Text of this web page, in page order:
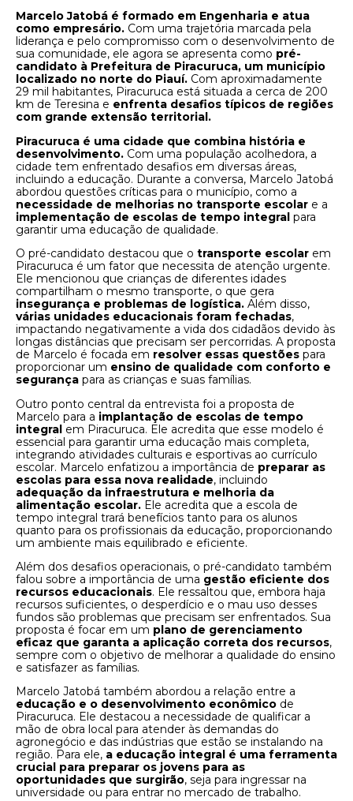
Marcelo Jatobá é formado em Engenharia e atua
como empresário. Com uma trajetória marcada pela
liderança e pelo compromisso com o desenvolvimento de
sua comunidade, ele agora se apresenta como pré-
candidato à Prefeitura de Piracuruca, um município
localizado no norte do Piauí. Com aproximadamente
29 mil habitantes, Piracuruca está situada a cerca de 200
km de Teresina e enfrenta desafios típicos de regiões
com grande extensão territorial.
Piracuruca é uma cidade que combina história e
desenvolvimento. Com uma população acolhedora, a
cidade tem enfrentado desafios em diversas áreas,
incluindo a educação. Durante a conversa, Marcelo Jatobá
abordou questões críticas para o município, como a
necessidade de melhorias no transporte escolar e a
implementação de escolas de tempo integral para
garantir uma educação de qualidade.
O pré-candidato destacou que o transporte escolar em
Piracuruca é um fator que necessita de atenção urgente.
Ele mencionou que crianças de diferentes idades
compartilham o mesmo transporte, o que gera
insegurança e problemas de logística. Além disso,
várias unidades educacionais foram fechadas,
impactando negativamente a vida dos cidadãos devido às
longas distâncias que precisam ser percorridas. A proposta
de Marcelo é focada em resolver essas questões para
proporcionar um ensino de qualidade com conforto e
segurança para as crianças e suas famílias.
Outro ponto central da entrevista foi a proposta de
Marcelo para a implantação de escolas de tempo
integral em Piracuruca. Ele acredita que esse modelo é
essencial para garantir uma educação mais completa,
integrando atividades culturais e esportivas ao currículo
escolar. Marcelo enfatizou a importância de preparar as
escolas para essa nova realidade, incluindo
adequação da infraestrutura e melhoria da
alimentação escolar. Ele acredita que a escola de
tempo integral trará benefícios tanto para os alunos
quanto para os profissionais da educação, proporcionando
um ambiente mais equilibrado e eficiente.
Além dos desafios operacionais, o pré-candidato também
falou sobre a importância de uma gestão eficiente dos
recursos educacionais. Ele ressaltou que, embora haja
recursos suficientes, o desperdício e o mau uso desses
fundos são problemas que precisam ser enfrentados. Sua
proposta é focar em um plano de gerenciamento
eficaz que garanta a aplicação correta dos recursos,
sempre com o objetivo de melhorar a qualidade do ensino
e satisfazer as famílias.
Marcelo Jatobá também abordou a relação entre a
educação e o desenvolvimento econômico de
Piracuruca. Ele destacou a necessidade de qualificar a
mão de obra local para atender às demandas do
agronegócio e das indústrias que estão se instalando na
região. Para ele, a educação integral é uma ferramenta
crucial para preparar os jovens para as
oportunidades que surgirão, seja para ingressar na
universidade ou para entrar no mercado de trabalho.